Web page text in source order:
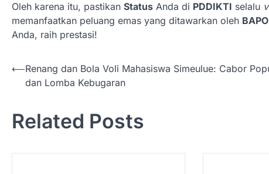
Oleh karena itu, pastikan Status Anda di PDDIKTI selalu
memanfaatkan peluang emas yang ditawarkan oleh
Anda, raih prestasi!
N
i
⟵Renang dan Bola Voli Mahasiswa Simeulue: Cabor
dan Lomba Kebugaran
Related Posts